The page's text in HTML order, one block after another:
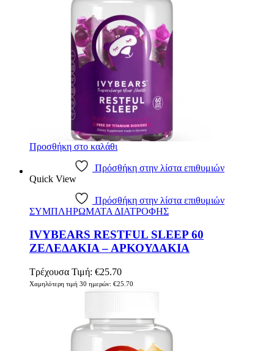
Προσθήκη στο καλάθι
Πρόσθήκη στην λίστα επιθυμιών
Quick View
Πρόσθήκη στην λίστα επιθυμιών
ΣΥΜΠΛΗΡΩΜΑΤΑ ΔΙΑΤΡΟΦΗΣ
IVYBEARS RESTFUL SLEEP 60
ΖΕΛΕΔΑΚΙΑ – ΑΡΚΟΥΔΑΚΙΑ
Τρέχουσα Τιμή: €25.70
Χαμηλότερη τιμή 30 ημερών: €25.70